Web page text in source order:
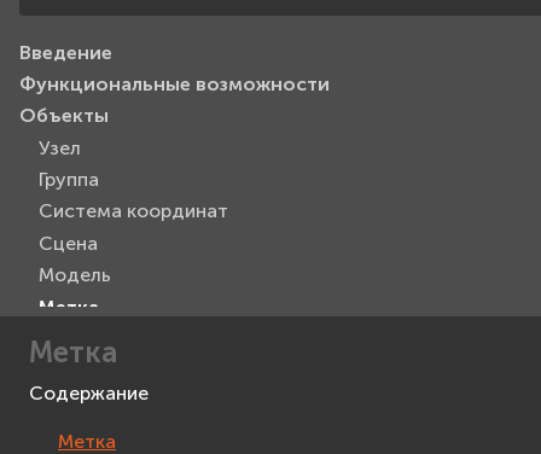
Введение
Функциональные возможности
Объекты
Узел
Группа
Система координат
Сцена
Модель
Метка
Текст 3D
Прямоугольник
Текст
Метка
Содержание
Метка